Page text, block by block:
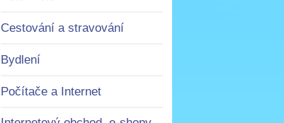
Cestování a stravování
Bydlení
Počítače a Internet